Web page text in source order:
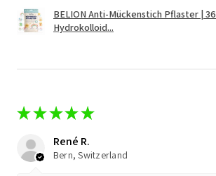
BELION Anti-Mückenstich Pflaster | 36
Hydrokolloid...
★★ ★★★
René R.
Bern, Switzerland